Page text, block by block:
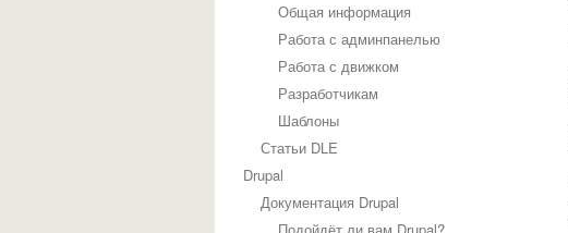
Общая информация
Работа с админпанелью
Работа с движком
Разработчикам
Шаблоны
Статьи DLE
Drupal
Документация Drupal